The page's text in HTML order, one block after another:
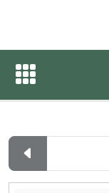
ปฏิทินกิจก
ปฏิทินกิจกรร